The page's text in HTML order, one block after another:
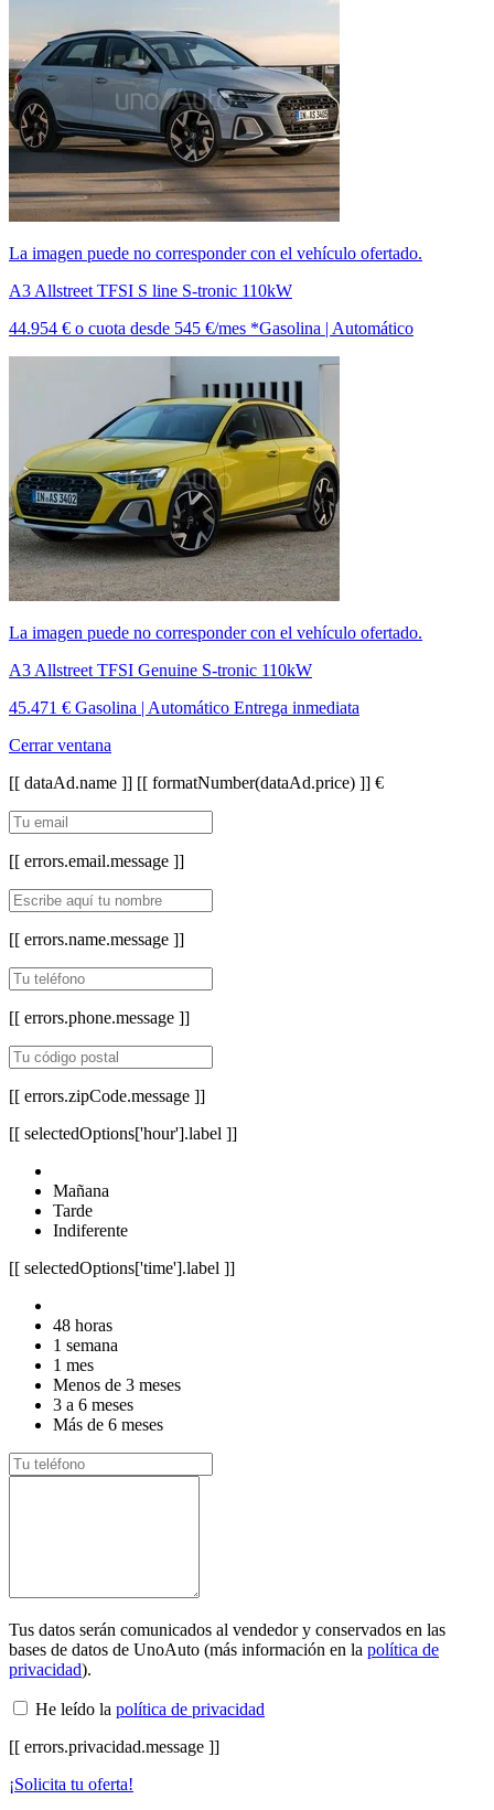
La imagen puede no corresponder con el vehículo ofertado.
A3 Allstreet TFSI S line S-tronic 110kW
44.954 € o cuota desde 545 €/mes *Gasolina | Automático
La imagen puede no corresponder con el vehículo ofertado.
A3 Allstreet TFSI Genuine S-tronic 110kW
45.471 € Gasolina | Automático Entrega inmediata
Cerrar ventana
[[ dataAd.name ]] [[ formatNumber(dataAd.price) ]] €
[[ errors.email.message ]]
[[ errors.name.message ]]
[[ errors.phone.message ]]
[[ errors.zipCode.message ]]
[[ selectedOptions['hour'].label ]]
Mañana
Tarde
Indiferente
[[ selectedOptions['time'].label ]]
48 horas
1 semana
1 mes
Menos de 3 meses
3 a 6 meses
Más de 6 meses
Tus datos serán comunicados al vendedor y conservados en las
bases de datos de UnoAuto (más información en la política de
privacidad).
He leído la política de privacidad
[[ errors.privacidad.message ]]
¡Solicita tu oferta!